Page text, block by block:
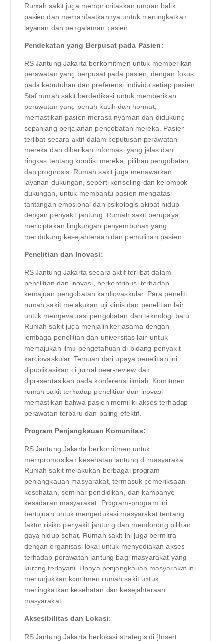
Rumah sakit juga memprioritaskan umpan balik
pasien dan memanfaatkannya untuk meningkatkan
layanan dan pengalaman pasien.
Pendekatan yang Berpusat pada Pasien:
RS Jantung Jakarta berkomitmen untuk memberikan
perawatan yang berpusat pada pasien, dengan fokus
pada kebutuhan dan preferensi individu setiap pasien.
Staf rumah sakit berdedikasi untuk memberikan
perawatan yang penuh kasih dan hormat,
memastikan pasien merasa nyaman dan didukung
sepanjang perjalanan pengobatan mereka. Pasien
terlibat secara aktif dalam keputusan perawatan
mereka dan diberikan informasi yang jelas dan
ringkas tentang kondisi mereka, pilihan pengobatan,
dan prognosis. Rumah sakit juga menawarkan
layanan dukungan, seperti konseling dan kelompok
dukungan, untuk membantu pasien mengatasi
tantangan emosional dan psikologis akibat hidup
dengan penyakit jantung. Rumah sakit berupaya
menciptakan lingkungan penyembuhan yang
mendukung kesejahteraan dan pemulihan pasien.
Penelitian dan Inovasi:
RS Jantung Jakarta secara aktif terlibat dalam
penelitian dan inovasi, berkontribusi terhadap
kemajuan pengobatan kardiovaskular. Para peneliti
rumah sakit melakukan uji klinis dan penelitian lain
untuk mengevaluasi pengobatan dan teknologi baru.
Rumah sakit juga menjalin kerjasama dengan
lembaga penelitian dan universitas lain untuk
memajukan ilmu pengetahuan di bidang penyakit
kardiovaskular. Temuan dari upaya penelitian ini
dipublikasikan di jurnal peer-review dan
dipresentasikan pada konferensi ilmiah. Komitmen
rumah sakit terhadap penelitian dan inovasi
memastikan bahwa pasien memiliki akses terhadap
perawatan terbaru dan paling efektif.
Program Penjangkauan Komunitas:
RS Jantung Jakarta berkomitmen untuk
mempromosikan kesehatan jantung di masyarakat.
Rumah sakit melakukan berbagai program
penjangkauan masyarakat, termasuk pemeriksaan
kesehatan, seminar pendidikan, dan kampanye
kesadaran masyarakat. Program-program ini
bertujuan untuk mengedukasi masyarakat tentang
faktor risiko penyakit jantung dan mendorong pilihan
gaya hidup sehat. Rumah sakit ini juga bermitra
dengan organisasi lokal untuk menyediakan akses
terhadap perawatan jantung bagi masyarakat yang
kurang terlayani. Upaya penjangkauan masyarakat ini
menunjukkan komitmen rumah sakit untuk
meningkatkan kesehatan dan kesejahteraan
masyarakat.
Aksesibilitas dan Lokasi:
RS Jantung Jakarta berlokasi strategis di [Insert